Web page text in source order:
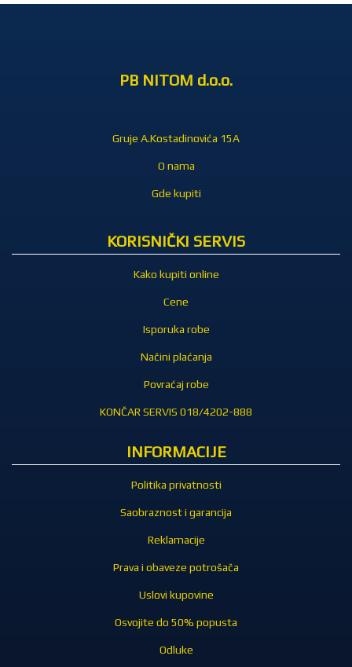
PB NITOM d.o.o.
Gruje A.Kostadinovića 15A
O nama
Gde kupiti
KORISNIČKI SERVIS
Kako kupiti online
Cene
Isporuka robe
Načini plaćanja
Povraćaj robe
KONČAR SERVIS 018/4202-888
INFORMACIJE
Politika privatnosti
Saobraznost i garancija
Reklamacije
Prava i obaveze potrošača
Uslovi kupovine
Osvojite do 50% popusta
Odluke